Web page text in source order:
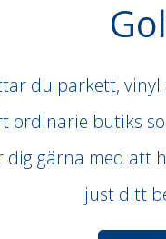
du parkett, vinyl
ordinarie butiks
dig gärna med att
just ditt